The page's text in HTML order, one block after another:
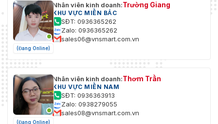
(Đang Online)
Nhân viên kinh doanh:Trường Giang
KHU VỰC MIỀN BẮC
SĐT: 0936365262
Zalo: 0936365262
sales06@vnsmart.com.vn
(Đang Online)
Nhân viên kinh doanh:Thơm Trần
KHU VỰC MIỀN NAM
SĐT: 0936363913
Zalo: 0938279055
sales08@vnsmart.com.vn